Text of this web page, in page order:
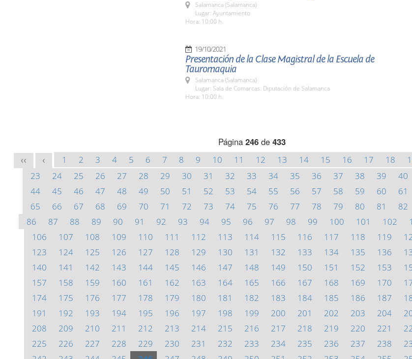
Salamanca (Salamanca)
Lugar: Ayuntamiento
Hora: 10:00 h.
19/10/2021
Presentación de la Clase Magistral de la Escuela de
Tauromaquia
Salamanca (Salamanca)
Lugar: Sala de Comarcas. Diputación de Salamanca
Hora: 10:00 h.
Página 246de 433
<< < 1 2 3 4 5 6 7 8 9 10 11 12 13 14 15 16 17 18
23
24 25 26 27 28 29 30 31 32 33 34 35 36 37 38 39 40
44
45 46 47 48 49 50 51 52 53 54 55 56 57 58 59 60 61
65
66 67 68 69 70 71 72 73 74 75 76 77 78 79 80 81 82
86
87 88 89 90 91 92 93 94 95 96 97 98 99 100 101 102
106
107 108 109 110 111 112 113 114 115 116 117 118 119
123
124 125 126 127 128 129 130 131 132 133 134 135 136
140
141 142 143 144 145 146 147 148 149 150 151 152 153
157
158 159 160 161 162 163 164 165 166 167 168 169 170
174
175 176 177 178 179 180 181 182 183 184 185 186 187
191
192 193 194 195 196 197 198 199 200 201 202 203 204
208
209 210 211 212 213 214 215 216 217 218 219 220 221
225
226 227 228 229 230 231 232 233 234 235 236 237 238